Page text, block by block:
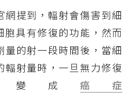
網提到，輻射會傷害到細
胞具有修復的功能，然而
量的射一段時間後，當細
輻射量時，一旦無力修復
變成癌症